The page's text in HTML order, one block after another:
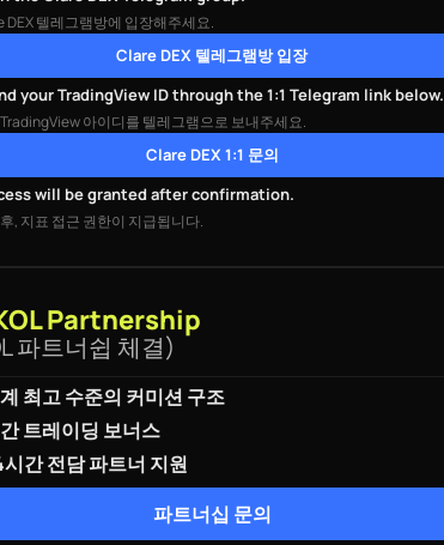
DEX 텔레그램방에 입장해주세요.
Clare DEX 텔레그램방 입장
your TradingView ID through the 1:1 Telegram link below.
아이디를 텔레그램으로 보내주세요.
Clare DEX 1:1 문의
will be granted after confirmation.
, 지표 접근 권한이 지급됩니다.
Partnership
파트너쉽 체결)
최고 수준의 커미션 구조
트레이딩 보너스
간 전담 파트너 지원
파트너십 문의